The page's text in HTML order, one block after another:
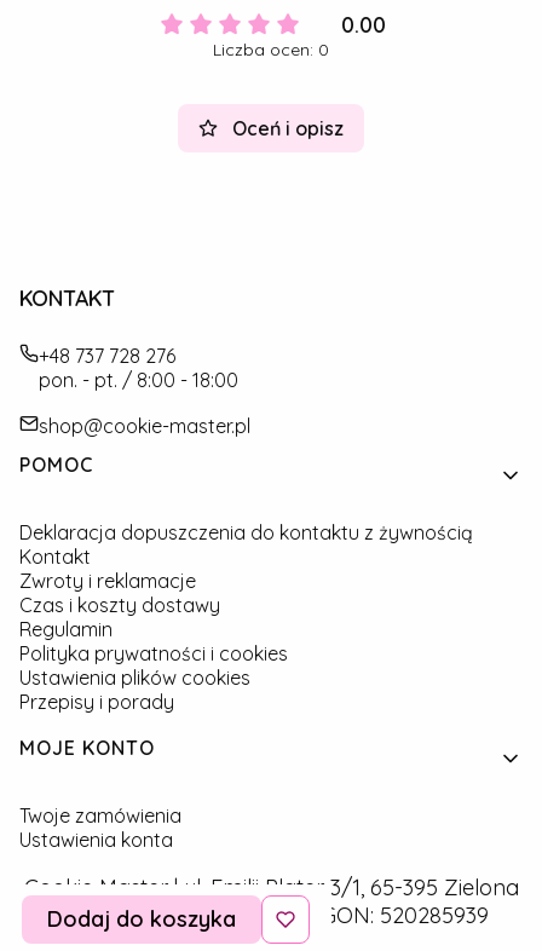
0.00
Liczba ocen: 0
Oceń i opisz
KONTAKT
+48 737 728 276
pon. - pt. / 8:00 - 18:00
shop@cookie-master.pl
Linki w stopce
POMOC
Deklaracja dopuszczenia do kontaktu z żywnością
Kontakt
Zwroty i reklamacje
Czas i koszty dostawy
Regulamin
Polityka prywatności i cookies
Ustawienia plików cookies
Przepisy i porady
MOJE KONTO
Twoje zamówienia
Ustawienia konta
Cookie Master | ul. Emilii Plater 3/1, 65-395 Zielona
Góra | NIP: 9291757160 | REGON: 520285939
Dodaj do koszyka